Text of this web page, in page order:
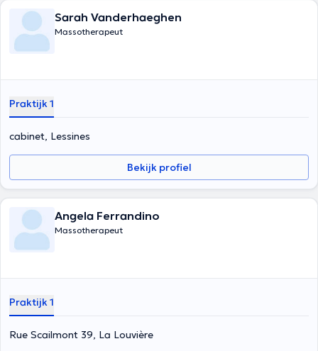
Sarah Vanderhaeghen
Massotherapeut
Praktijk 1
cabinet, Lessines
Bekijk profiel
Angela Ferrandino
Massotherapeut
Praktijk 1
Rue Scailmont 39, La Louvière